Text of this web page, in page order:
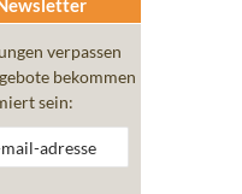
verpassen
bekommen
sein: